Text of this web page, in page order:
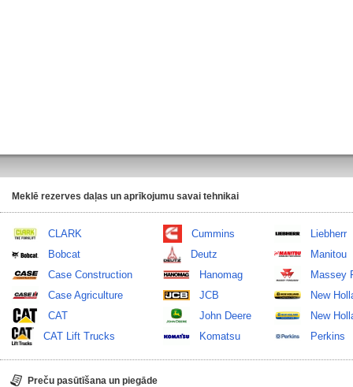
Meklē rezerves daļas un aprīkojumu savai tehnikai
CLARK
Bobcat
Case Construction
Case Agriculture
CAT
CAT Lift Trucks
Cummins
Deutz
Hanomag
JCB
John Deere
Komatsu
Liebherr
Manitou
Massey
New
New
Perkins
Preču pasūtīšana un piegāde